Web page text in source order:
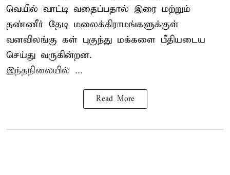
வெயில் வாட்டி வதைப்பதால் இரை மற்றும்
தண்ணீர் தேடி மலைக்கிராமங்களுக்குள்
வனவிலங்கு கள் புகுந்து மக்களை பீதியடைய
செய்து வருகின்றன.
இந்தநிலையில் ...
Read More